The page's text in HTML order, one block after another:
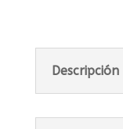
Descripción